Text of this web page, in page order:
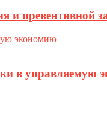
и превентивной
в управляемую